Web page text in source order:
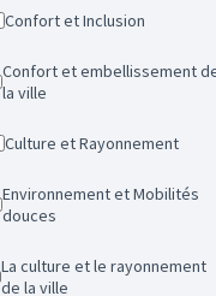
Confort et Inclusion
Confort et embellissement de
la ville
Culture et Rayonnement
Environnement et Mobilités
douces
La culture et le rayonnement
de la ville